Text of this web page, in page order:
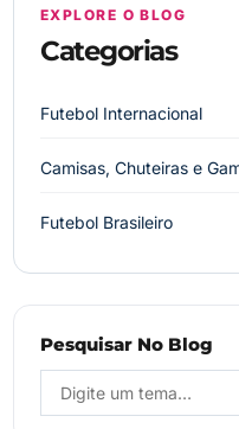
EXPLORE O BLOG
Categorias
Futebol Internacional
Camisas, Chuteiras e
Futebol Brasileiro
Pesquisar No Blog